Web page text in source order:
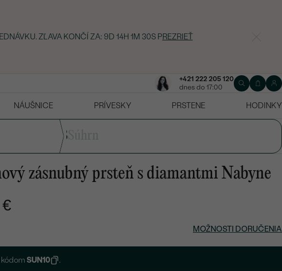
ZĽAVA KONČÍ ZA: 9D 14H 1M 29SPREZRIEŤ
+421 222 205 120
dnes do 17:00
NÁUŠNICE PRÍVESKY PRSTENE HODINKY
3
zásnubný prsteň s diamantmi Nabyne
MOŽNOSTI DORUČENIA
kódomSUN10 .